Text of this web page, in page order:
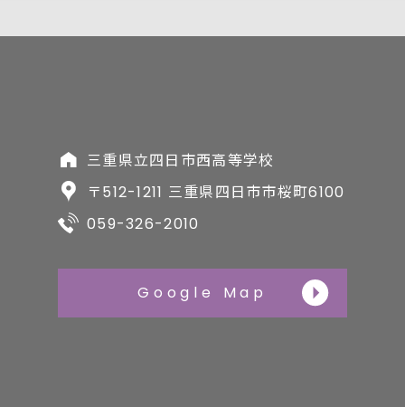
三重県立四日市西高等学校
〒512-1211 三重県四日市市桜町6100
059-326-2010
Google Map